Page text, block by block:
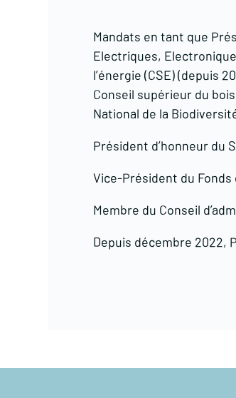
Mandats en tant que
Electriques,
l’énergie (CSE) (depuis
Conseil supérieur du
National de la
Président d’honneur du
Vice-Président du
Membre du Conseil
Depuis décembre 2022,